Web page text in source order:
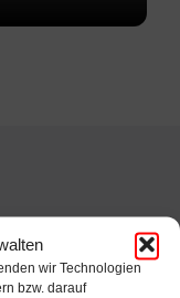
wir Technologien
bzw. darauf
Next